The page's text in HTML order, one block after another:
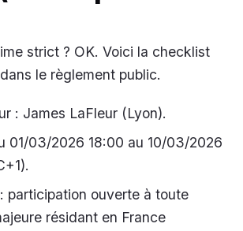
strict ? OK. Voici la checklist
le règlement public.
: James LaFleur (Lyon).
01/03/2026 18:00 au 10/03/2026
participation ouverte à toute
résidant en France